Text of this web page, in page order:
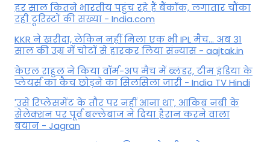
हर साल कितने भारतीय पहुंच रहे हैं बैंकॉक, लगातार चौंका
रही टूरिस्टों की संख्या - India.com
KKR ने खरीदा, लेकिन नहीं मिला एक भी IPL मैच... अब 31
साल की उम्र में चोटों से हारकर लिया संन्यास - aajtak.in
केएल राहुल ने किया वॉर्म-अप मैच में ब्लंडर, टीम इंडिया के
प्लेयर्स का कैच छोड़ने का सिलसिला जारी - India TV Hindi
'उसे रिप्लेसमेंट के तौर पर नहीं आना था', आकिब नबी के
सेलेक्शन पर पूर्व बल्लेबाज ने दिया हैरान करने वाला
बयान - Jagran